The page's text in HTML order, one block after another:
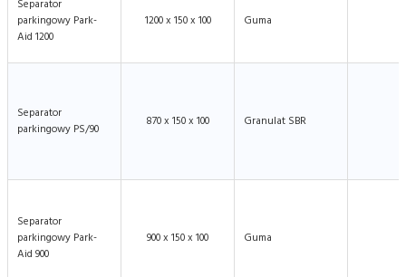
Separator
parkingowy Park-
Aid 1200
1200 x 150 x 100 Guma
Separator
parkingowy PS/90
870 x 150 x 100 Granulat SBR
Separator
parkingowy Park-
Aid 900
900 x 150 x 100 Guma